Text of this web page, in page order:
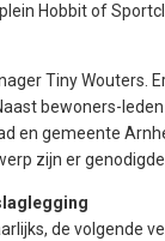
Hobbit of
Tiny Wouters.
bewoners-
en gemeente
zijn er
de volgende